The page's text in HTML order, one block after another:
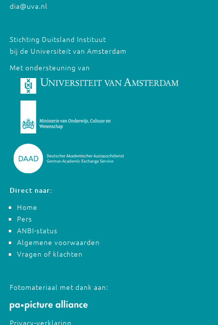
dia@uva.nl
Stichting Duitsland Instituut
bij de Universiteit van Amsterdam
Met ondersteuning van
Direct naar:
Home
Pers
ANBI-status
Algemene voorwaarden
Vragen of klachten
Fotomateriaal met dank aan:
Privacy-verklaring